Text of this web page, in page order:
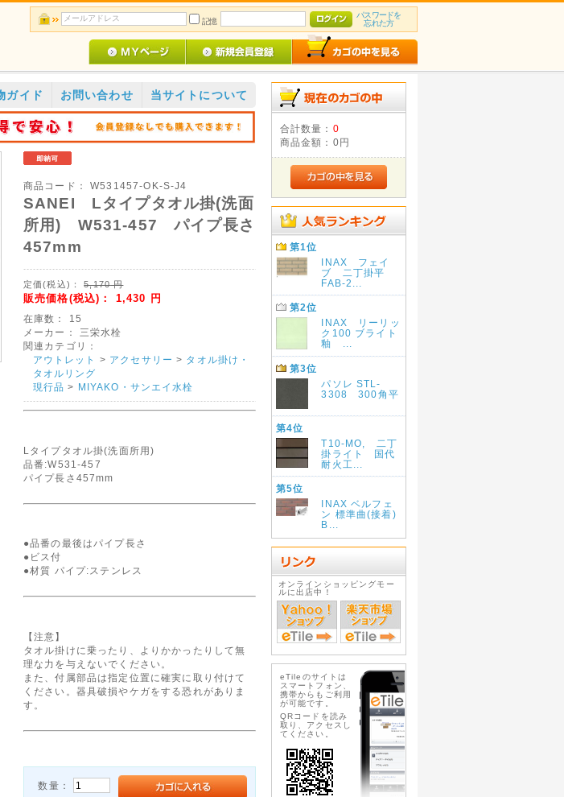
記憶
パスワードを
忘れた方
ガイド お問い合わせ 当サイトについて
商品コード： W531457-OK-S-J4
SANEI Lタイプタオル掛(洗面
所用) W531-457 パイプ長さ
457mm
定価(税込)： 5,170円
販売価格(税込)： 1,430 円
在庫数：
15
メーカー：
三栄水栓
関連カテゴリ：
アウトレット
> アクセサリー > タオル掛け・
タオルリング
現行品 > MIYAKO・サンエイ水栓
Lタイプタオル掛(洗面所用)
品番:W531-457
パイプ長さ457mm
●品番の最後はパイプ長さ
●ビス付
●材質 パイプ:ステンレス
【注意】
タオル掛けに乗ったり、よりかかったりして無
理な力を与えないでください。
また、付属部品は指定位置に確実に取り付けて
ください。器具破損やケガをする恐れがありま
す。
数量：
合計数量： 0
商品金額： 0円
第1位
INAX フェイ
ブ 二丁掛平
FAB-2...
第2位
INAX リーリッ
ク100 ブライト
釉 ...
第3位
パソレ STL-
3308 300角平
第4位
T10-MO, 二丁
掛ライト 国代
耐火工...
第5位
INAX ベルフェ
ン 標準曲(接着)
B...
オンラインショッピングモー
ルに出店中！
eTileのサイトは
スマートフォン、
携帯からもご利用
が可能です。
QRコードを読み
取り、アクセスし
てください。